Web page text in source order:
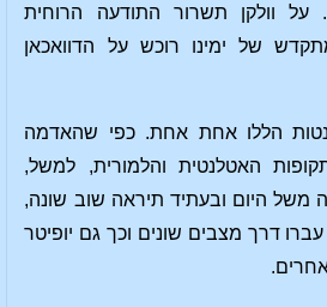
על וולקן תשרור התודעה הרוחית
של ימינו רוכש על הדוואכאן
הללו אחת אחת. כפי שהאדמה
האטלנטית והלמורית, למשל,
משל היום ובעתיד תיראה שוב שונה,
דרך מצבים שונים וכך גם יופיטר